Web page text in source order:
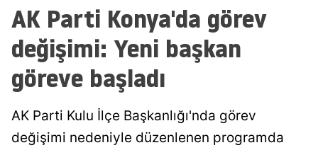
Nevşehir
Niğde
Rize
Sakarya
AK Parti Konya'da görev
değişimi: Yeni başkan
göreve başladı
AK Parti Kulu İlçe Başkanlığı'nda görev
değişimi nedeniyle düzenlenen programda